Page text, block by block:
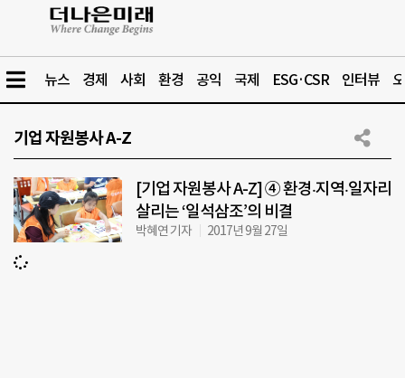
뉴스 경제 사회 환경 공익 국제 ESG·CSR 인터뷰
기업 자원봉사 A-Z
[기업 자원봉사 A-Z] ④ 환경‧지역‧일자리
살리는 ‘일석삼조’의 비결
박혜연 기자 2017년 9월 27일